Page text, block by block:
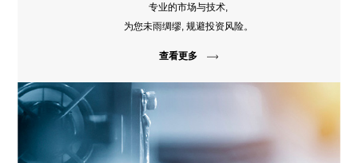
专业的市场与技术,
为您未雨绸缪, 规避投资风险。
查看更多